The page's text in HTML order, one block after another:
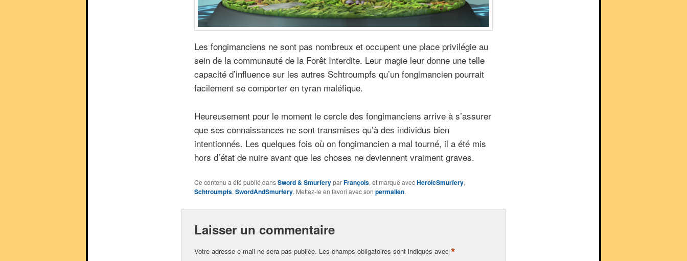
Les fongimanciens ne sont pas nombreux et occupent une place privilégie au
sein de la communauté de la Forêt Interdite. Leur magie leur donne une telle
capacité d’influence sur les autres Schtroumpfs qu’un fongimancien pourrait
facilement se comporter en tyran maléfique.
Heureusement pour le moment le cercle des fongimanciens arrive à s’assurer
que ses connaissances ne sont transmises qu’à des individus bien
intentionnés. Les quelques fois où on fongimancien a mal tourné, il a été mis
hors d’état de nuire avant que les choses ne deviennent vraiment graves.
Ce contenu a été publié dansSword & SmurferyparFrançois, et marqué avecHeroicSmurfery,
Schtroumpfs,SwordAndSmurfery. Mettez-le en favori avec son permalien.
Laisser un commentaire
Votre adresse e-mail ne sera pas publiée. Les champs obligatoires sont indiqués avec *